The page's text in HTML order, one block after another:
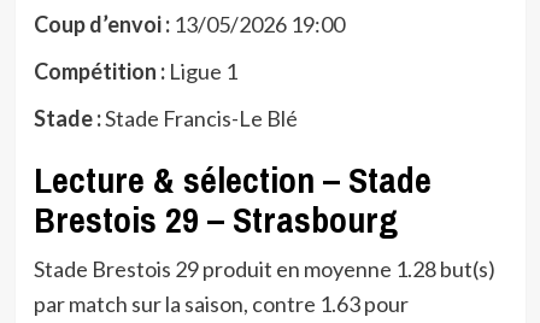
Coup d’envoi :13/05/2026 19:00
Compétition :Ligue 1
Stade :Stade Francis-Le Blé
Lecture & sélection – Stade
Brestois 29 – Strasbourg
Stade Brestois 29 produit en moyenne 1.28 but(s)
par match sur la saison, contre 1.63 pour